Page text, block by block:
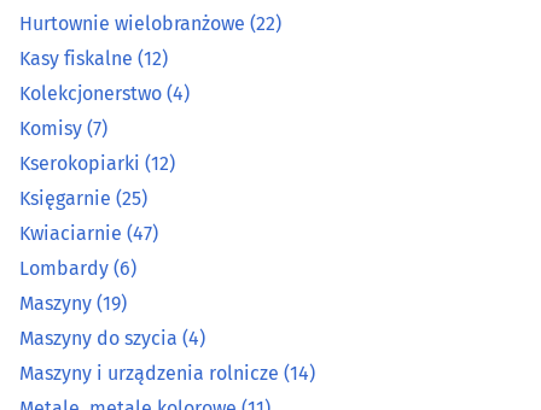
Kolekcjonerstwo(4)
Komisy
Kserokopiarki (12)
Księgarnie(25)
Kwiaciarnie(47)
Lombardy
Hurtownie wielobranżowe (22)
Kasy fiskalne (12)
Kolekcjonerstwo (4)
Komisy (7)
Kserokopiarki (12)
Księgarnie (25)
Kwiaciarnie (47)
Lombardy (6)
Maszyny (19)
Maszyny do szycia (4)
Maszyny i urządzenia rolnicze (14)